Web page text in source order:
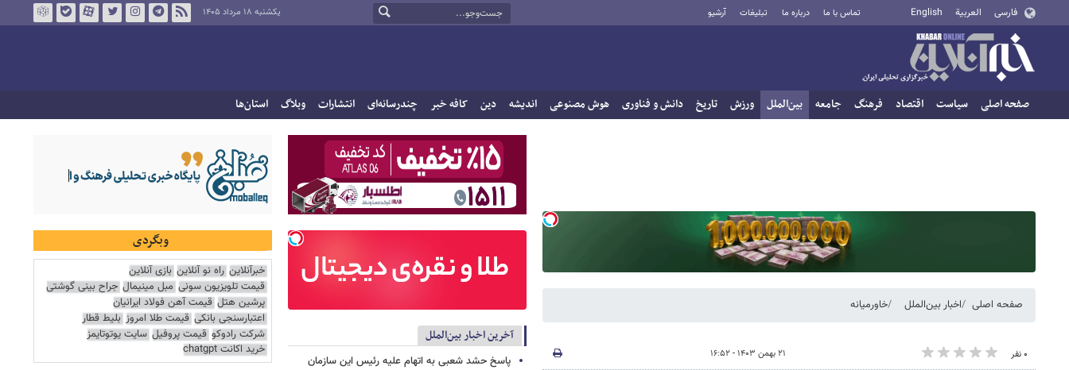
فارسی العربية English تماس با ما درباره ما تبلیغات آرشیو یکشنبه ۱۸ مرداد ۱۴۰۵
صفحه اصلی سیاست اقتصاد فرهنگ جامعه بین‌الملل ورزش تاریخ دانش و فناوری هوش مصنوعی اندیشه دین کافه خبر چندرسانه‌ای انتشارات وبلاگ استان‌ها
صفحه اصلی اخبار بین‌الملل خاورمیانه
۰ نفر ۲۱ بهمن ۱۴۰۳ - ۱۶:۵۲
آخرین اخبار بین‌الملل
پاسخ حشد شعبی به اتهام‌ علیه رئیس این سازمان
وبگردی
خبرآنلاین راه نو آنلاین بازی آنلاین
قیمت تلویزیون سونی مبل مینیمال جراح بینی گوشتی
پرشین هتل قیمت آهن فولاد ایرانیان
اعتبارسنجی بانکی قیمت طلا امروز بلیط قطار
شرکت رادوکو قیمت پروفیل سایت یوتوتایمز
خرید اکانت chatgpt